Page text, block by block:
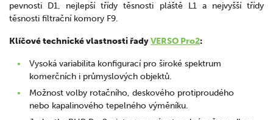
pevnosti D1, nejlepší třídy těsnosti pláště L1 a nejvyšší třídy
těsnosti filtrační komory F9.
Klíčové technické vlastnosti řadyVERSO Pro2:
Vysoká variabilita konfigurací pro široké spektrum
komerčních i průmyslových objektů.
Možnost volby rotačního, deskového protiproudého
nebo kapalinového tepelného výměníku.